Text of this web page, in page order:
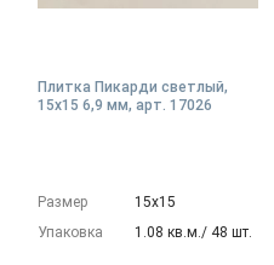
Плитка Пикарди светлый,
15x15 6,9 мм, арт. 17026
Размер
15х15
Упаковка
1.08 кв.м./ 48 шт.